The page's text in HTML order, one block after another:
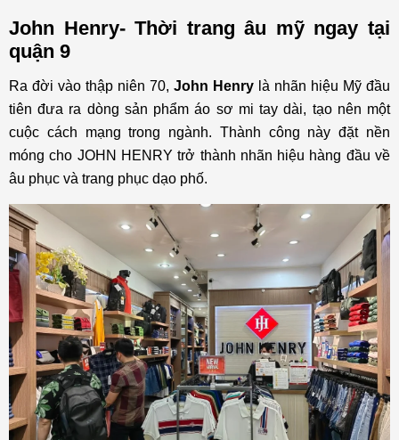
John Henry- Thời trang âu mỹ ngay tại
quận 9
Ra đời vào thập niên 70, John Henry là nhãn hiệu Mỹ đầu
tiên đưa ra dòng sản phẩm áo sơ mi tay dài, tạo nên một
cuộc cách mạng trong ngành. Thành công này đặt nền
móng cho JOHN HENRY trở thành nhãn hiệu hàng đầu về
âu phục và trang phục dạo phố.